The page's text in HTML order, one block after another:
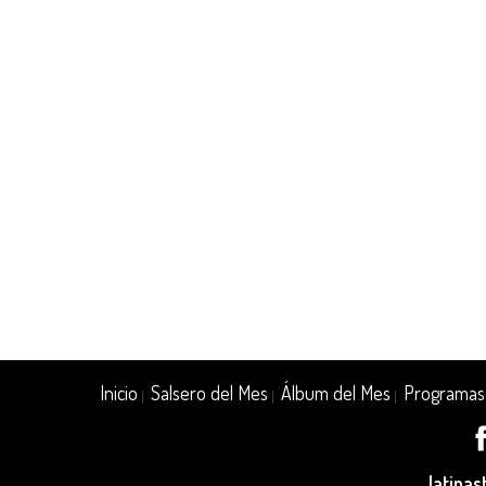
Inicio |Salsero del Mes |Álbum del Mes Programas